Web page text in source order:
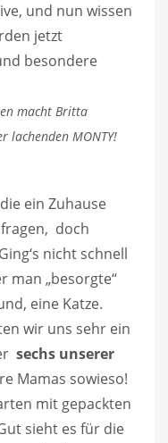
und nun wissen
jetzt
besondere
macht Britta
lachenden MONTY!
ein Zuhause
doch
nicht schnell
man „besorgte“
eine Katze.
wir uns sehr ein
sechs unserer
Mamas sowieso!
mit gepackten
sieht es für die